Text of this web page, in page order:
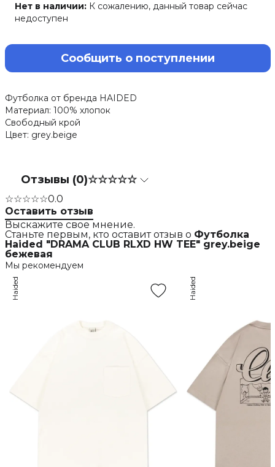
Нет в наличии: К сожалению, данный товар сейчас
недоступен
Сообщить о поступлении
Футболка от бренда HAIDED
Материал: 100% хлопок
Свободный крой
Цвет: grey.beige
Отзывы (0)☆☆☆☆☆
☆☆☆☆☆0.0
Оставить отзыв
Выскажите свое мнение.
Станьте первым, кто оставит отзыв о Футболка
Haided "DRAMA CLUB RLXD HW TEE" grey.beige
бежевая
Мы рекомендуем
Haided Haided